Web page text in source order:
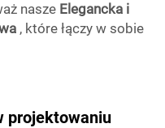
nasze Elegancka i
, które łączy w sobie
projektowaniu